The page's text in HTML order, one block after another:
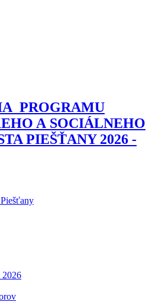
PROGRAMU
A SOCIÁLNEHO
PIEŠŤANY 2026 -
2026